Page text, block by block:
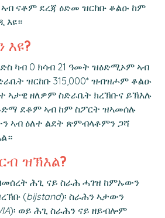
ናቶም ደረጃ ዕድመ ዝርከቡ ቆልዑ ከም
እዩ።
እዩ?
ካብ 0 ክሳብ 21 ዓመት ዝዕድሚኦም ኣብ
ዝርከቡ 315,000* ዝብዝሖም ቆልዑ
ኣታዊ ዘለዎም ስድራቤት ክረኽቡና ይኽእሉ
ደቆም ኣብ ከም ስፖርት ዝኣመሰሉ
ኣብ ዕለተ ልደት ጽምብላቶምን ጋሻ
ዝኽእል?
ሕጊ ናይ ስራሕ ሓገዝ ከምኡውን
(bijstand)፡ ስራሕን ኣታውን
)፡ ወይ ሕጊ ስራሕን ናይ ዘይብሎም